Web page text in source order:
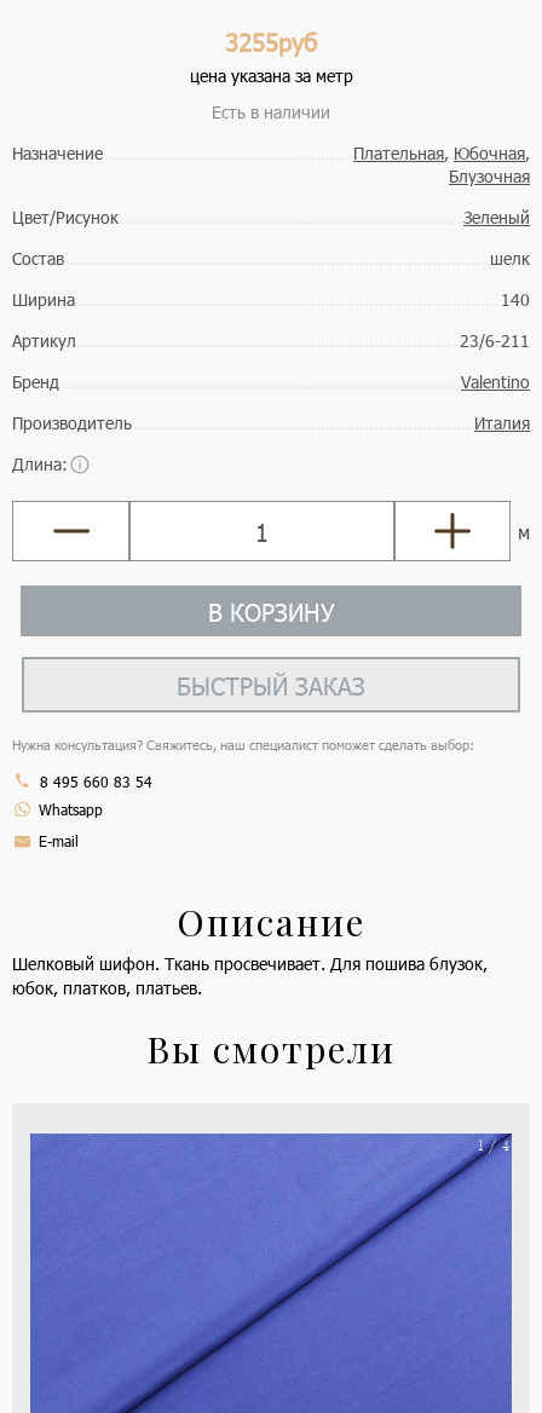
3255руб
цена указана за метр
Есть в наличии
Назначение
Плательная, Юбочная,
Блузочная
Цвет/Рисунок
Зеленый
Состав
шелк
Ширина
140
Артикул
23/6-211
Бренд
Valentino
Производитель
Италия
Длина:
м
В КОРЗИНУ
БЫСТРЫЙ ЗАКАЗ
Нужна консультация? Свяжитесь, наш специалист поможет сделать выбор:
8 495 660 83 54
Whatsapp
E-mail
Описание
Шелковый шифон. Ткань просвечивает. Для пошива блузок,
юбок, платков, платьев.
Вы смотрели
1 / 4